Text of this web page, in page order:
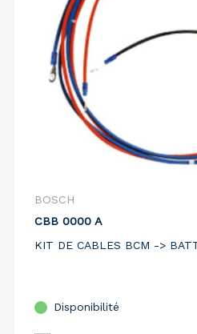
BOSCH
CBB 0000 A
KIT DE CABLES BCM ->
Disponibilité